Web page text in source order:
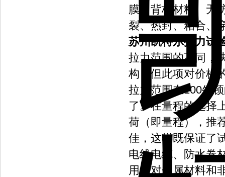
膜、背板材料、无
裂、热封、粘合、
苏州凯特尔拉力试
拉力范围的不同，
构，但此项对价格
拉力范围在100牛
了。在量程的选择
荷（即量程），推
佳，这样既保证了
电线电缆、防水卷
用来对金属材料和